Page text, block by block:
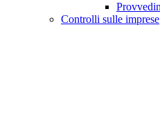
Controlli sulle imprese